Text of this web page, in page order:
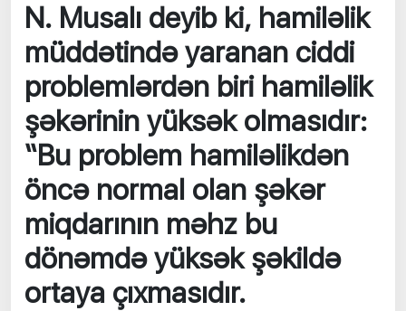
N. Musalı deyib ki, hamiləlik
müddətində yaranan ciddi
problemlərdən biri hamiləlik
şəkərinin yüksək olmasıdır:
“Bu problem hamiləlikdən
öncə normal olan şəkər
miqdarının məhz bu
dönəmdə yüksək şəkildə
ortaya çıxmasıdır.